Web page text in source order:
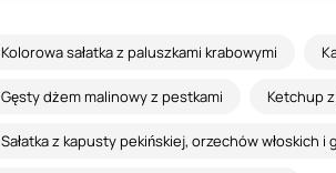
Kolorowa sałatka z paluszkami krabowymi
Gęsty dżem malinowy z pestkami Ketchup z
Sałatka z kapusty pekińskiej, orzechów włoskich i